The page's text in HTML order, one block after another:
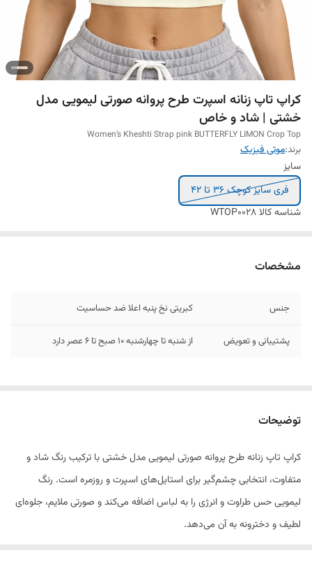
کراپ تاپ زنانه اسپرت طرح پروانه صورتی لیمویی مدل
خشتی | شاد و خاص
Women’s Kheshti Strap pink BUTTERFLY LIMON Crop Top
برند:موتی فیزیک
سایز
فری سایز کوچک 36 تا 42
شناسه کالاWTOP0028
مشخصات
جنس کبریتی نخ پنبه اعلا ضد حساسیت
پشتیبانی و تعویض از شنبه تا چهارشنبه 10 صبح تا 6 عصر دارد
توضیحات
کراپ تاپ زنانه طرح پروانه صورتی لیمویی مدل خشتی با ترکیب رنگ شاد و
متفاوت، انتخابی چشم‌گیر برای استایل‌های اسپرت و روزمره است. رنگ
لیمویی حس طراوت و انرژی را به لباس اضافه می‌کند و صورتی ملایم، جلوه‌ای
لطیف و دخترونه به آن می‌دهد.